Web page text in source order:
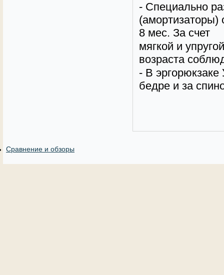
- Специально
8 мес. За счет
мягкой и
возраста
- В
бедре и за
Сравнение и обзоры